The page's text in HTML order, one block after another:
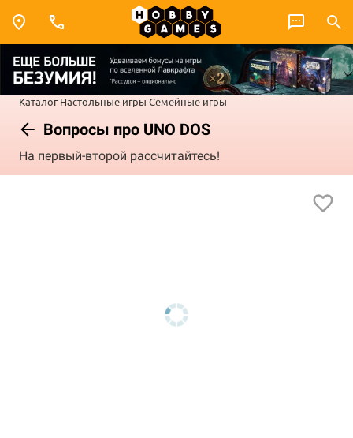
Каталог Настольные игры Семейные игры
Вопросы про UNO DOS
На первый-второй рассчитайтесь!